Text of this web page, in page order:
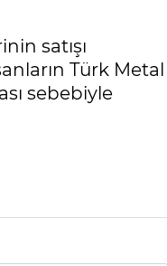
satışı
Türk Metal
sebebiyle